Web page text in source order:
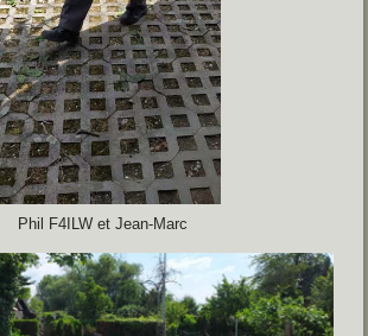
Phil F4ILW et Jean-Marc